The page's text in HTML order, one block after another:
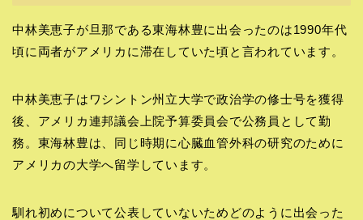
中林美恵子が旦那である東海林豊に出会ったのは1990年代
頃に両者がアメリカに滞在していた頃と言われています。
中林美恵子はワシントン州立大学で政治学の修士号を獲得
後、アメリカ連邦議会上院予算委員会で公務員として勤
務。東海林豊は、同じ時期に心臓血管外科の研究のために
アメリカの大学へ留学しています。
馴れ初めについて公表していないためどのように出会った